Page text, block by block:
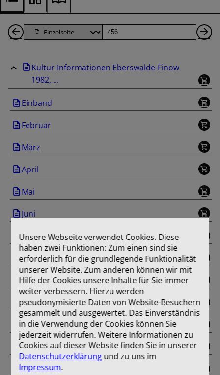
1
zurück
Seite
Kultur-Informationen Eberswalde-Finow
1982, ...
Einband
Februar
März
April
Mai
Juni
Juli
August
September
Oktober
November
Dezember
Sonderausgabe
Unsere Webseite verwendet Cookies. Diese
haben zwei Funktionen: Zum einen sind sie
erforderlich für die grundlegende Funktionalität
unserer Website. Zum anderen können wir mit
Hilfe der Cookies unsere Inhalte für Sie immer
weiter verbessern. Hierzu werden
pseudonymisierte Daten von Website-Besuchern
gesammelt und ausgewertet. Das Einverständnis
in die Verwendung der Cookies können Sie
jederzeit widerrufen. Weitere Informationen zu
Cookies auf dieser Website finden Sie in unserer
Datenschutzerklärungund zu uns im
Impressum.